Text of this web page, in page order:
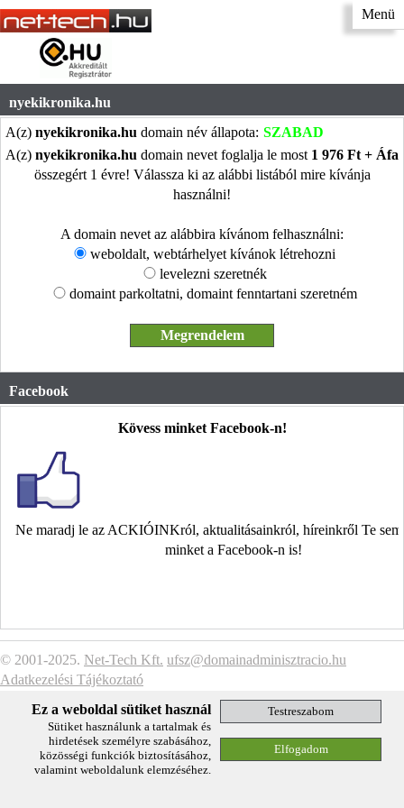
Menü
nyekikronika.hu
A(z) nyekikronika.hu domain név állapota: SZABAD
A(z) nyekikronika.hu domain nevet foglalja le most 1 976 Ft + Áfa
összegért 1 évre! Válassza ki az alábbi listából mire kívánja
használni!
A domain nevet az alábbira kívánom felhasználni:
weboldalt, webtárhelyet kívánok létrehozni
levelezni szeretnék
domaint parkoltatni, domaint fenntartani szeretném
Facebook
Kövess minket Facebook-n!
Ne maradj le az ACKIÓINKról, aktualitásainkról, híreinkről Te
minket a Facebook-n is!
© 2001-2025. Net-Tech Kft. ufsz@domainadminisztracio.hu
Adatkezelési Tájékoztató
Ez a weboldal sütiket használ
Sütiket használunk a tartalmak és
hirdetések személyre szabásához,
közösségi funkciók biztosításához,
valamint weboldalunk elemzéséhez.